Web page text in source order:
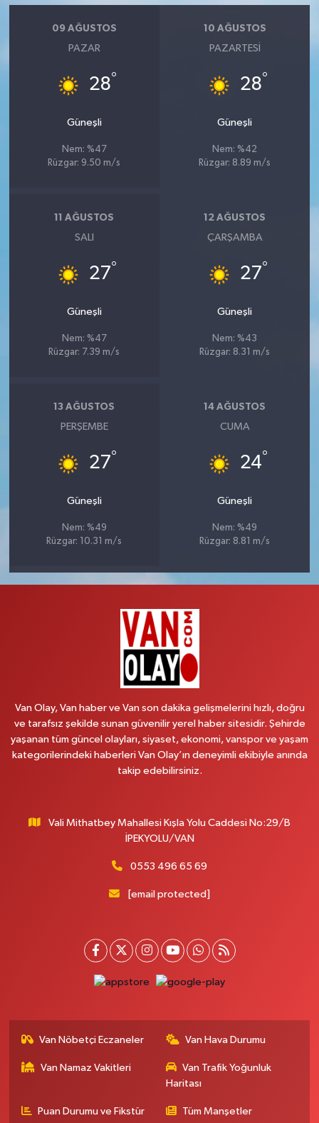
09 AĞUSTOS
PAZAR
28°
Güneşli
Nem: %47
Rüzgar: 9.50 m/s
10 AĞUSTOS
PAZARTESI
28°
Güneşli
Nem: %42
Rüzgar: 8.89 m/s
11 AĞUSTOS
SALI
27°
Güneşli
Nem: %47
Rüzgar: 7.39 m/s
12 AĞUSTOS
ÇARŞAMBA
27°
Güneşli
Nem: %43
Rüzgar: 8.31 m/s
13 AĞUSTOS
PERŞEMBE
27°
Güneşli
Nem: %49
Rüzgar: 10.31 m/s
14 AĞUSTOS
CUMA
24°
Güneşli
Nem: %49
Rüzgar: 8.81 m/s
Van Olay, Van haber ve Van son dakika gelişmelerini hızlı, doğru
ve tarafsız şekilde sunan güvenilir yerel haber sitesidir. Şehirde
yaşanan tüm güncel olayları, siyaset, ekonomi, vanspor ve yaşam
kategorilerindeki haberleri Van Olay’ın deneyimli ekibiyle anında
takip edebilirsiniz.
Vali Mithatbey Mahallesi Kışla Yolu Caddesi No:29/B
İPEKYOLU/VAN
0553 496 65 69
[email protected]
Van Nöbetçi Eczaneler Van Hava Durumu
Van Namaz Vakitleri
Van Trafik Yoğunluk
Haritası
Puan Durumu ve Fikstür Tüm Manşetler